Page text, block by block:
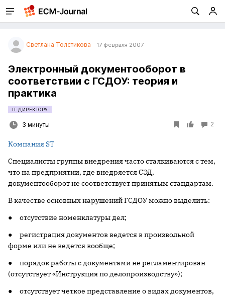
Светлана Толстикова 17 февраля 2007
Электронный документооборот в
соответствии с ГСДОУ: теория и
практика
IT-ДИРЕКТОРУ
3 минуты 2
Компания ST
Специалисты группы внедрения часто сталкиваются с тем,
что на предприятии, где внедряется СЭД,
документооборот не соответствует принятым стандартам.
В качестве основных нарушений ГСДОУ можно выделить:
● отсутствие номенклатуры дел;
● регистрация документов ведется в произвольной
форме или не ведется вообще;
● порядок работы с документами не регламентирован
(отсутствует «Инструкция по делопроизводству»);
● отсутствует четкое представление о видах документов,